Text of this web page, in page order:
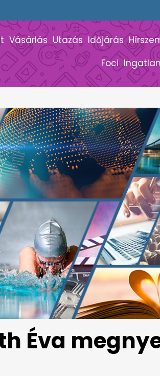
Vásárlás Utazás Időjárás
Foci
Éva